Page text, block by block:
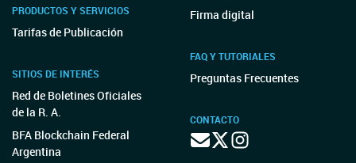
PRODUCTOS Y SERVICIOS
Tarifas de Publicación
SITIOS DE INTERÉS
Red de Boletines Oficiales
de la R. A.
BFA Blockchain Federal
Argentina
Firma digital
FAQ Y TUTORIALES
Preguntas Frecuentes
CONTACTO